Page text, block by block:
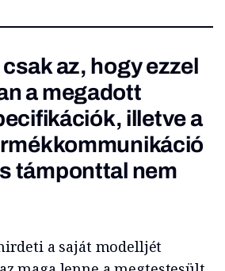
az, hogy ezzel
a megadott
illetve a
támponttal nem
a saját modelljét